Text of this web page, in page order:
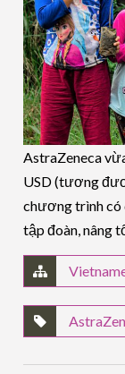
AstraZeneca
USD (tương
chương trình có
tập đoàn, nâng